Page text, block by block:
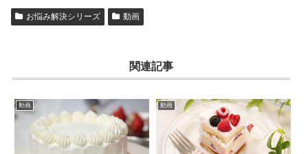
お悩み解決シリーズ 動画
関連記事
動画 動画